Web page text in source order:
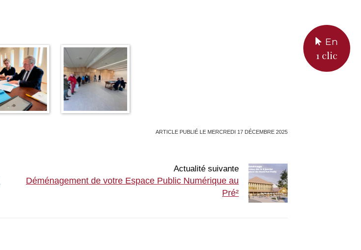
En
1 clic
ARTICLE PUBLIÉ LE MERCREDI 17 DÉCEMBRE 2025
Actualité suivante
Déménagement de votre Espace Public Numérique au
Pré²